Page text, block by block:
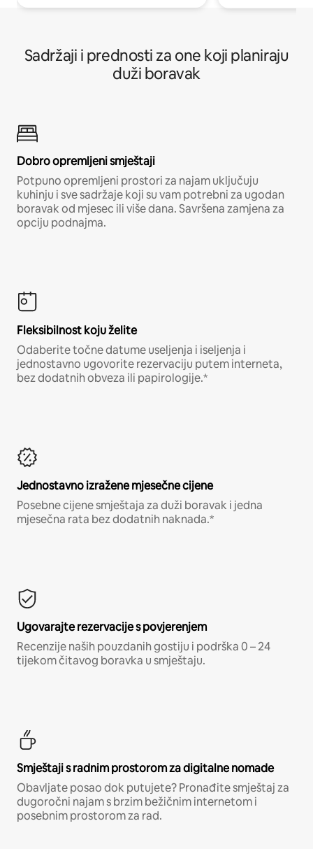
Sadržaji i prednosti za one koji planiraju
duži boravak
Dobro opremljeni smještaji
Potpuno opremljeni prostori za najam uključuju
kuhinju i sve sadržaje koji su vam potrebni za ugodan
boravak od mjesec ili više dana. Savršena zamjena za
opciju podnajma.
Fleksibilnost koju želite
Odaberite točne datume useljenja i iseljenja i
jednostavno ugovorite rezervaciju putem interneta,
bez dodatnih obveza ili papirologije.*
Jednostavno izražene mjesečne cijene
Posebne cijene smještaja za duži boravak i jedna
mjesečna rata bez dodatnih naknada.*
Ugovarajte rezervacije s povjerenjem
Recenzije naših pouzdanih gostiju i podrška 0 – 24
tijekom čitavog boravka u smještaju.
Smještaji s radnim prostorom za digitalne nomade
Obavljate posao dok putujete? Pronađite smještaj za
dugoročni najam s brzim bežičnim internetom i
posebnim prostorom za rad.